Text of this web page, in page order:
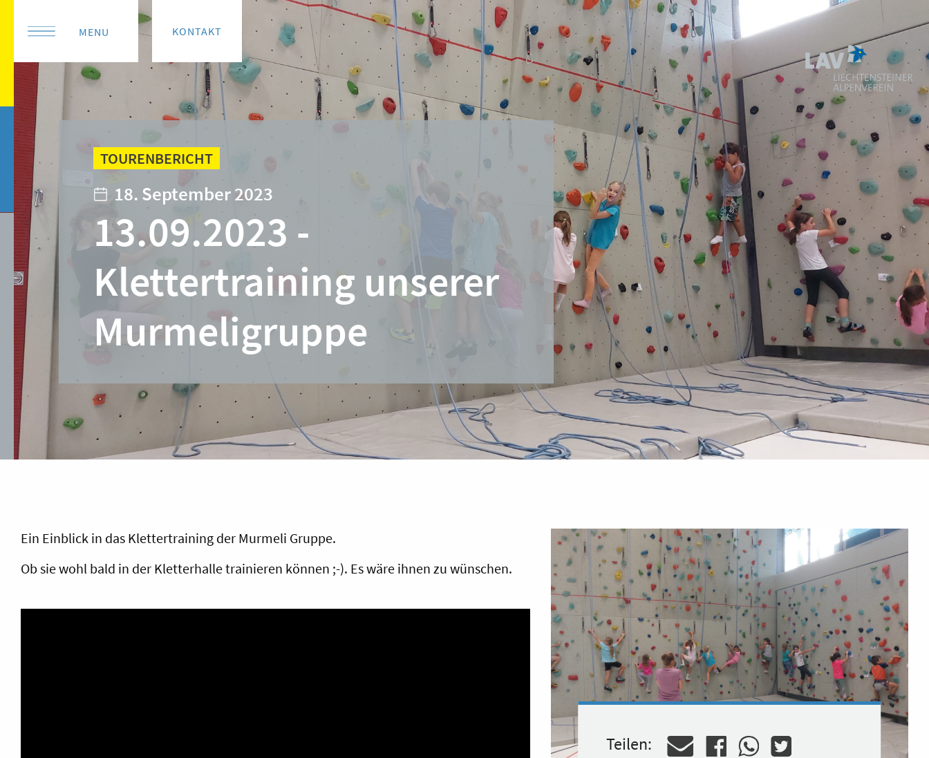
MENU KONTAKT
TOURENBERICHT
18. September 2023
13.09.2023 -
Klettertraining unserer
Murmeligruppe
Ein Einblick in das Klettertraining der Murmeli Gruppe.
Ob sie wohl bald in der Kletterhalle trainieren können ;-). Es wäre ihnen zu wünschen.
Teilen: